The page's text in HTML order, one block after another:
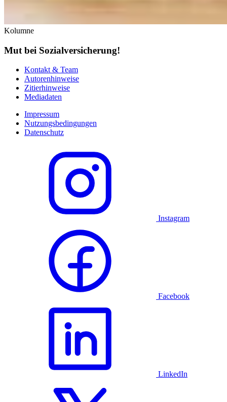
Kolumne
Mut bei Sozialversicherung!
Kontakt & Team
Autorenhinweise
Zitierhinweise
Mediadaten
Impressum
Nutzungsbedingungen
Datenschutz
Instagram
Facebook
LinkedIn